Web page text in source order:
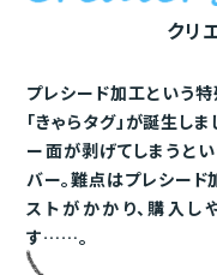
クリ
プレシード加工という
「きゃらタグ」が誕生し
ー面が剥げてしまうと
バー。難点はプレシー
ストがかかり、購入
す……。